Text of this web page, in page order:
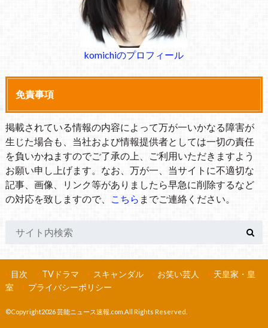
komichiのプロフィール
免責事項
掲載されている情報の内容によって万が一いかなる障害が
生じた場合も、当社および情報提供者としては一切の責任
を負いかねますのでご了承の上、ご利用いただきますよう
お願い申し上げます。なお、万が一、当サイトに不適切な
記事、画像、リンク等がありましたら早急に削除するなど
の対応を致しますので、
こちら までご連絡ください。
目次 TVドラマ スキャンダル お笑い芸人
天皇家・皇
室
プライバシーポリシー
©Copyright2026芸能ニュース速報.com .All Rights Reserved.